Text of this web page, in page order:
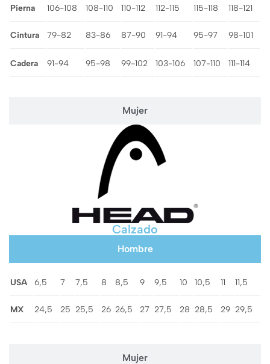
Mujer
Pierna 106-108 108-110 110-112 112-115 115-118 118-121
Cintura 79-82 83-86 87-90 91-94 95-97 98-101
Cadera 91-94 95-98 99-102 103-106 107-110 111-114
Calzado
Hombre
Mujer
USA 6,5 7 7,5 8 8,5 9 9,5 10 10,5 11 11,5
MX 24,5 25 25,5 26 26,5 27 27,5 28 28,5 29 29,5